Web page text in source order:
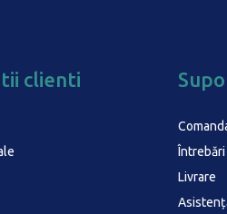
clienti
Livrare